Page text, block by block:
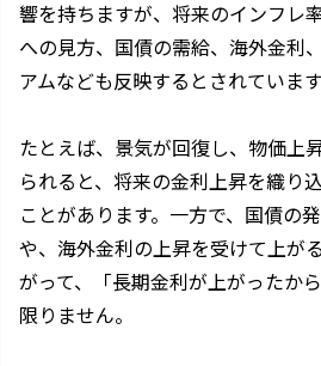
響を持ちますが、将来のインフレ
への見方、国債の需給、海外金利
アムなども反映するとされています
たとえば、景気が回復し、物価上
られると、将来の金利上昇を織り
ことがあります。一方で、国債の
や、海外金利の上昇を受けて上が
がって、「長期金利が上がったか
限りません。